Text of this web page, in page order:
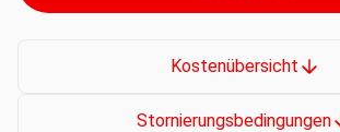
Kostenübersicht
Stornierungsbedingungen